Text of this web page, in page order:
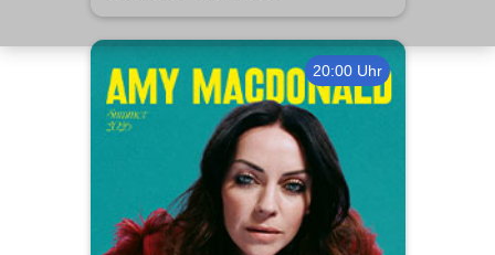
20:00 Uhr